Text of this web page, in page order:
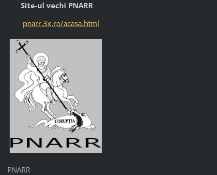
Site-ul vechi PNARR
pnarr.3x.ro/acasa.html
PNARR